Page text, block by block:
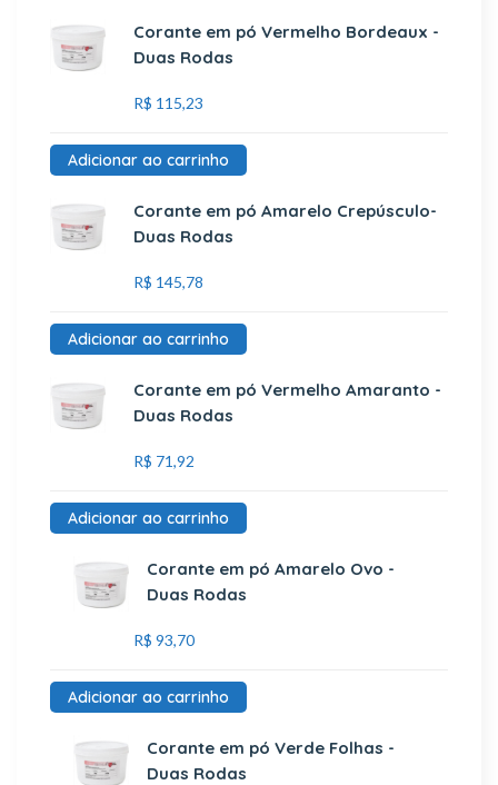
Corante em pó Vermelho Bordeaux -
Duas Rodas
R$ 115,23
Adicionar ao carrinho
Corante em pó Amarelo Crepúsculo-
Duas Rodas
R$ 145,78
Adicionar ao carrinho
Corante em pó Vermelho Amaranto -
Duas Rodas
R$ 71,92
Adicionar ao carrinho
Corante em pó Amarelo Ovo -
Duas Rodas
R$ 93,70
Adicionar ao carrinho
Corante em pó Verde Folhas -
Duas Rodas